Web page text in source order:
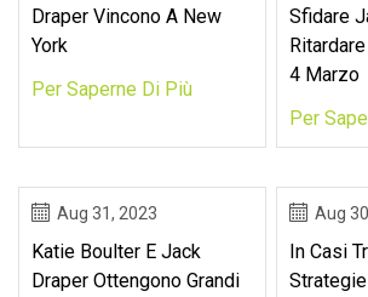
Draper Vincono A New
York
Per Saperne Di Più
Sfidare
4 Marzo
Per
Aug 31, 2023
Katie Boulter E Jack
Draper Ottengono Grandi
Aug
In Casi